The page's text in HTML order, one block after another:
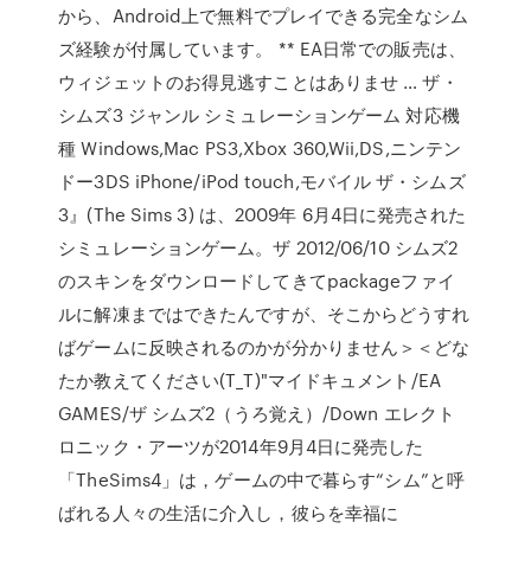
から、Android上で無料でプレイできる完全なシム
ズ経験が付属しています。 ** EA日常での販売は、
ウィジェットのお得見逃すことはありませ … ザ・
シムズ3 ジャンル シミュレーションゲーム 対応機
種 Windows,Mac PS3,Xbox 360,Wii,DS,ニンテン
ドー3DS iPhone/iPod touch,モバイル ザ・シムズ
3』(The Sims 3) は、2009年 6月4日に発売された
シミュレーションゲーム。ザ 2012/06/10 シムズ2
のスキンをダウンロードしてきてpackageファイ
ルに解凍まではできたんですが、そこからどうすれ
ばゲームに反映されるのかが分かりません＞＜どな
たか教えてください(T_T)"マイドキュメント/EA
GAMES/ザ シムズ2（うろ覚え）/Down エレクト
ロニック・アーツが2014年9月4日に発売した
「TheSims4」は，ゲームの中で暮らす“シム”と呼
ばれる人々の生活に介入し，彼らを幸福に